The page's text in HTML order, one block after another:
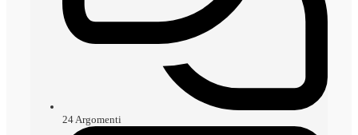
24Argomenti